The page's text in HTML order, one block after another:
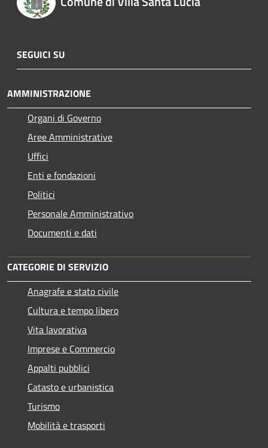
SEGUICI SU
AMMINISTRAZIONE
Organi di Governo
Aree Amministrative
Uffici
Enti e fondazioni
Politici
Personale Amministrativo
Documenti e dati
CATEGORIE DI SERVIZIO
Anagrafe e stato civile
Cultura e tempo libero
Vita lavorativa
Imprese e Commercio
Appalti pubblici
Catasto e urbanistica
Turismo
Mobilità e trasporti